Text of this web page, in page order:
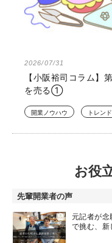
2026/07/31
【小阪裕司コラム】
を売る①
開業ノウハウ トレンド
お役
先輩開業者の声
元記者が念
で挑む、